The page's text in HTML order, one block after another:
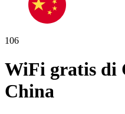
106
WiFi gratis di
China